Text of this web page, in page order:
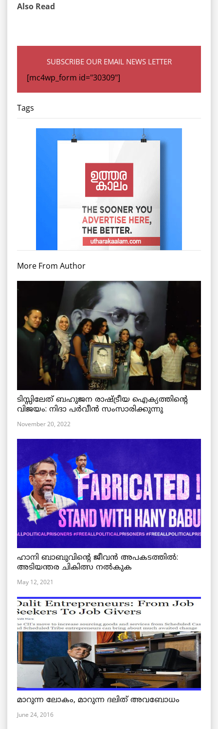
Also Read
SUBSCRIBE OUR EMAIL NEWS LETTER
[mc4wp_form id="30309"]
Tags
More From Author
ടിസ്സിലേത് ബഹുജന രാഷ്ട്രീയ ഐക്യത്തിന്റെ
വിജയം: നിദാ പർവീൻ സംസാരിക്കുന്നു
November 20, 2022
ഹാനി ബാബുവിന്റെ ജീവൻ അപകടത്തിൽ:
അടിയന്തര ചികിത്സ നൽകുക
May 12, 2021
മാറുന്ന ലോകം, മാറുന്ന ദലിത് അവബോധം
June 24, 2016